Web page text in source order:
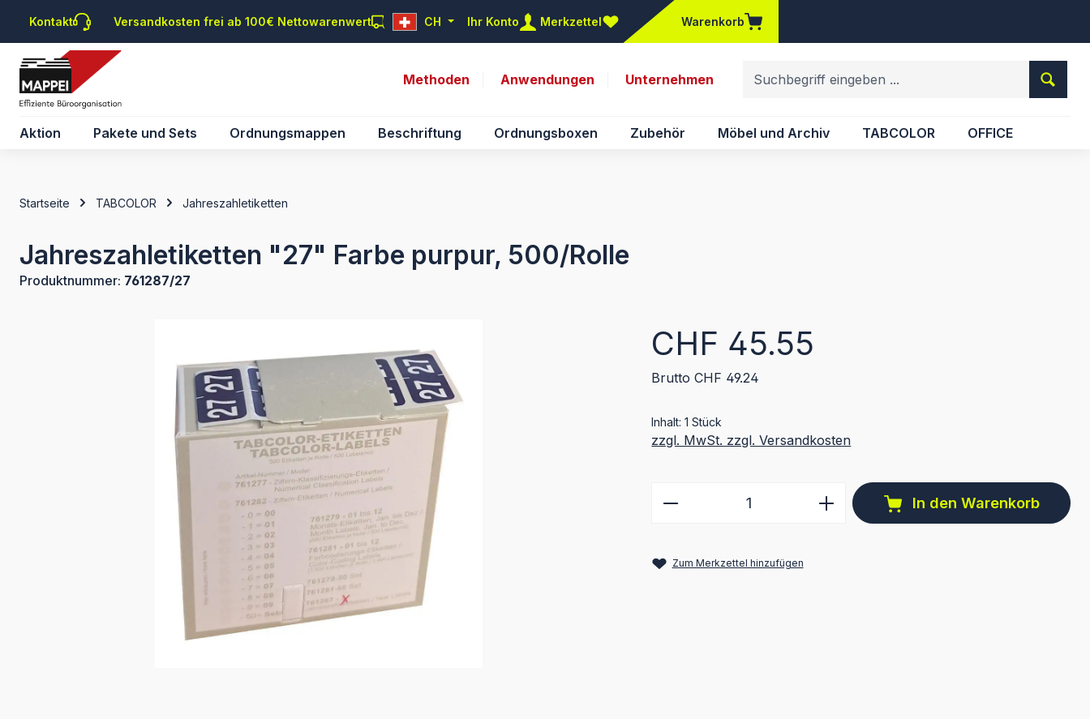
Hauptinhalt springen
Zur Suche springen
Zur Hauptnavigation springen
Kontakt Versandkosten frei ab 100€ Nettowarenwert CH Ihr Konto Merkzettel
Du hast 0 Produkte auf dem Merkzettel
Warenkorb
Methoden Anwendungen Unternehmen
Aktion Pakete und Sets Ordnungsmappen Beschriftung Ordnungsboxen Zubehör Möbel und Archiv TABCOLOR OFFICE
Startseite TABCOLOR Jahreszahletiketten
Jahreszahletiketten "27" Farbe purpur, 500/Rolle
Produktnummer: 761287/27
Regulärer Preis:
CHF 45.55
Brutto CHF 49.24
Inhalt:1 Stück
zzgl. MwSt. zzgl. Versandkosten
Produkt Anzahl: Gib den gewünschten Wert
In den Warenkorb
Zum Merkzettel hinzufügen